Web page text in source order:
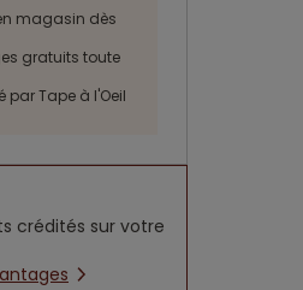
magasin dès
gratuits toute
par Tape à l'Oeil
crédités sur votre